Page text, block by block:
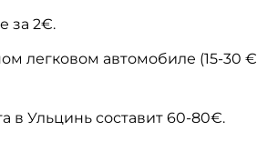
за 2€.
легковом автомобиле (15-30 €
в Ульцинь составит 60-80€.